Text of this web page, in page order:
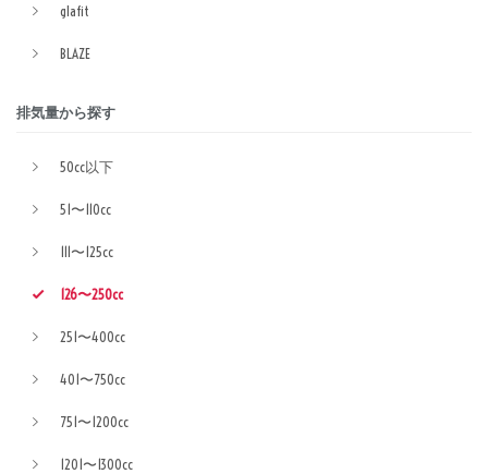
glafit
BLAZE
排気量から探す
50cc以下
51〜110cc
111〜125cc
126〜250cc
251〜400cc
401〜750cc
751〜1200cc
1201〜1300cc